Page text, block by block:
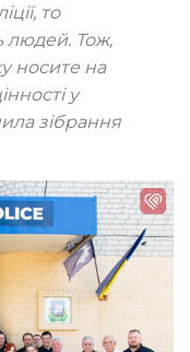
то
людей. Тож,
носите на
у
зібрання